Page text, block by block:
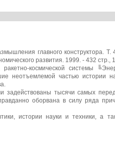
главного конструктора.
развития. 1999. - 432 стр.,
космической системы
неотъемлемой частью истории
тысячи самых
оборвана в силу ряда
истории науки и техники, а